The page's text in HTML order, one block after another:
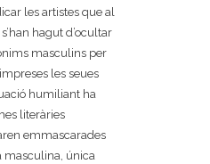
les artistes que al
hagut d’ocultar
masculins per
les seues
humiliant ha
literàries
emmascarades
masculina, única